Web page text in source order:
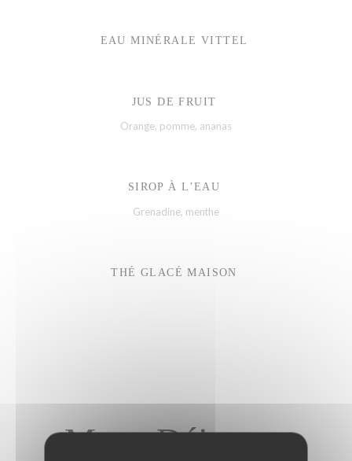
EAU MINÉRALE VITTEL
JUS DE FRUIT
Orange, pomme, ananas
SIROP À L’EAU
Grenadine, menthe
THÉ GLACÉ MAISON
Menu Déjeuner